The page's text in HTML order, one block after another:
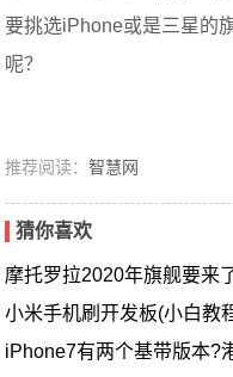
要挑选iPhone或是三星的
呢？
推荐阅读：智慧网
猜你喜欢
摩托罗拉2020年旗舰要来
小米手机刷开发板(小白教
iPhone7有两个基带版本?